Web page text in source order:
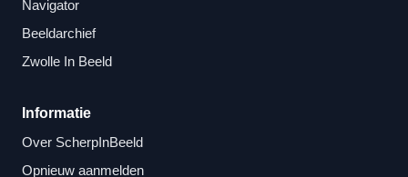
Navigator
Beeldarchief
Zwolle In Beeld
Informatie
Over ScherpInBeeld
Opnieuw aanmelden